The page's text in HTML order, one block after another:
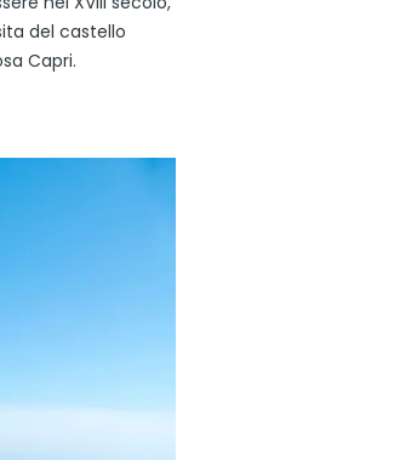
del castello
Capri.